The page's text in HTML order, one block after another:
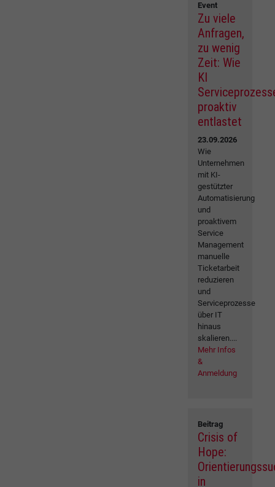
Event
Zu viele
Anfragen,
zu wenig
Zeit: Wie
KI
proaktiv
entlastet
23.09.2026
Wie
Unternehmen
mit KI-
gestützter
Automatisierung
und
proaktivem
Service
Management
manuelle
Ticketarbeit
reduzieren
und
Serviceprozesse
über IT
hinaus
skalieren....
Mehr Infos
&
Anmeldung
Beitrag
Crisis of
Hope:
in